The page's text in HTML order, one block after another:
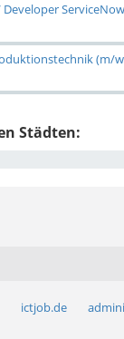
(m/
Städten:
ictjob.de